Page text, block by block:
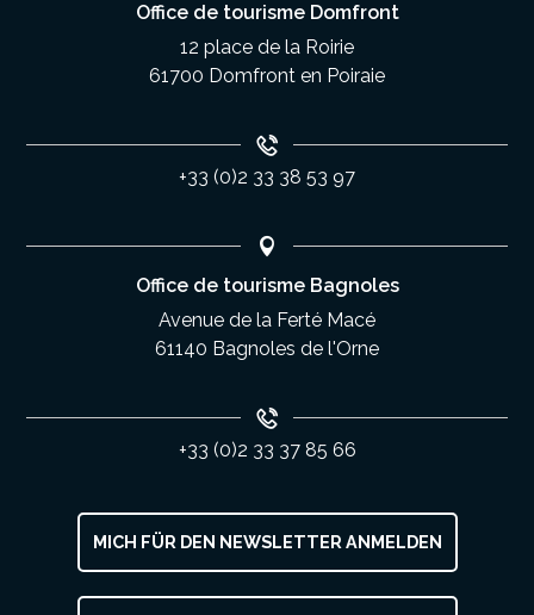
MICH FÜR DEN NEWSLETTER ANMELDEN
Office de tourisme Domfront
12 place de la Roirie
61700 Domfront en Poiraie
+33 (0)2 33 38 53 97
Office de tourisme Bagnoles
Avenue de la Ferté Macé
61140 Bagnoles de l'Orne
+33 (0)2 33 37 85 66